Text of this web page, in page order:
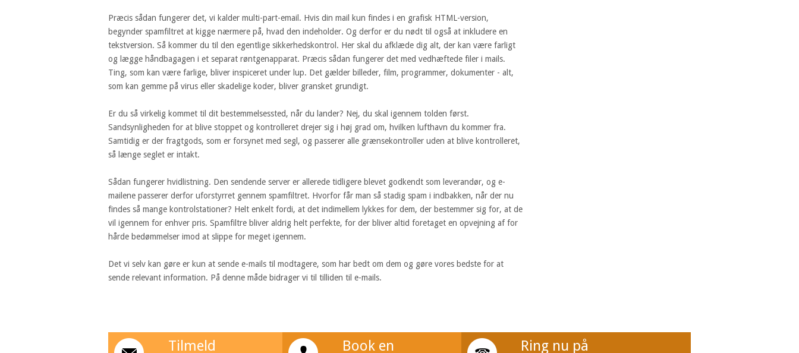
Præcis sådan fungerer det, vi kalder multi-part-email. Hvis din mail kun findes i en grafisk HTML-version,
begynder spamfiltret at kigge nærmere på, hvad den indeholder. Og derfor er du nødt til også at inkludere en
tekstversion. Så kommer du til den egentlige sikkerhedskontrol. Her skal du afklæde dig alt, der kan være farligt
og lægge håndbagagen i et separat røntgenapparat. Præcis sådan fungerer det med vedhæftede filer i mails.
Ting, som kan være farlige, bliver inspiceret under lup. Det gælder billeder, film, programmer, dokumenter - alt,
som kan gemme på virus eller skadelige koder, bliver gransket grundigt.
Er du så virkelig kommet til dit bestemmelsessted, når du lander? Nej, du skal igennem tolden først.
Sandsynligheden for at blive stoppet og kontrolleret drejer sig i høj grad om, hvilken lufthavn du kommer fra.
Samtidig er der fragtgods, som er forsynet med segl, og passerer alle grænsekontroller uden at blive kontrolleret,
så længe seglet er intakt.
Sådan fungerer hvidlistning. Den sendende server er allerede tidligere blevet godkendt som leverandør, og e-
mailene passerer derfor uforstyrret gennem spamfiltret. Hvorfor får man så stadig spam i indbakken, når der nu
findes så mange kontrolstationer? Helt enkelt fordi, at det indimellem lykkes for dem, der bestemmer sig for, at de
vil igennem for enhver pris. Spamfiltre bliver aldrig helt perfekte, for der bliver altid foretaget en opvejning af for
hårde bedømmelser imod at slippe for meget igennem.
Det vi selv kan gøre er kun at sende e-mails til modtagere, som har bedt om dem og gøre vores bedste for at
sende relevant information. På denne måde bidrager vi til tilliden til e-mails.
Tilmeld Book en Ring nu på